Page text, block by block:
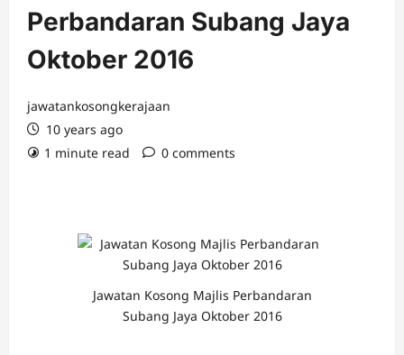
Perbandaran Subang Jaya
Oktober 2016
jawatankosongkerajaan
10 years ago
1 minute read
0 comments
Jawatan Kosong Majlis Perbandaran
Subang Jaya Oktober 2016